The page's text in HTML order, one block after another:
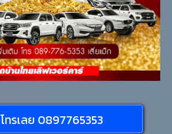
โทรเลย 0897765353